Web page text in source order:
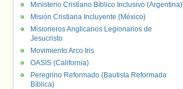
Ministerio Cristiano Bíblico Inclusivo (Argentina)
Misión Cristiana Incluyente (México)
Misioneros Anglicanos Legionarios de
Jesucristo
Movimiento Arco Iris
OASIS (California)
Peregrino Reformado (Bautista Reformada
Bíblica)